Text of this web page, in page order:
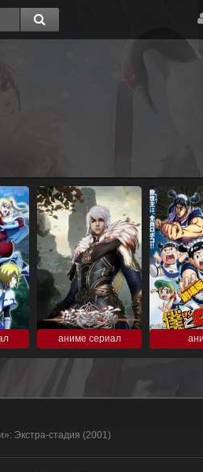
аниме сериал
Экстра-стадия (2001)